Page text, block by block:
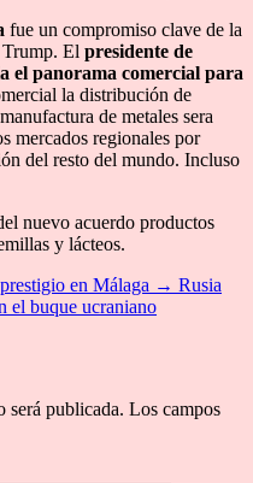
fue un compromiso clave de la
Trump. El presidente de
el panorama comercial para
la distribución de
de metales sera
mercados regionales por
del resto del mundo. Incluso
nuevo acuerdo productos
y lácteos.
en Málaga → Rusia
el buque ucraniano
será publicada. Los campos